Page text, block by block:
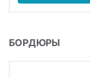
БОРДЮРЫ